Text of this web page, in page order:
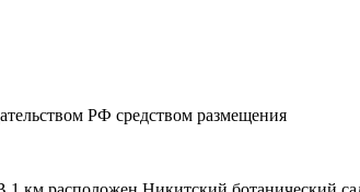
РФ средством размещения